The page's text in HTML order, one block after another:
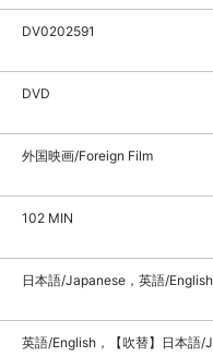
DV0202591
DVD
外国映画/Foreign Film
102 MIN
日本語/Japanese，英語/English
英語/English，【吹替】日本語/